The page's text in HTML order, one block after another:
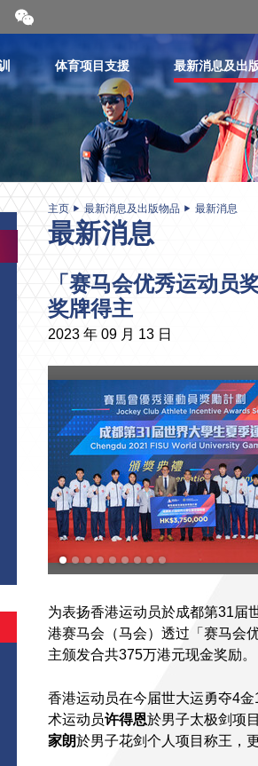
开
合
维
体育项目支援 最新消息及出
主页 最新消息及出版物品 最新消息
最新消息
「赛马会优秀运动员
奖牌得主
2023 年 09 月 13 日
为表扬香港运动员於成都第31届
港赛马会（马会）透过「赛马会
主颁发合共375万港元现金奖励。
香港运动员在今届世大运勇夺4
术运动员许得恩於男子太极剑项
家朗於男子花剑个人项目称王，